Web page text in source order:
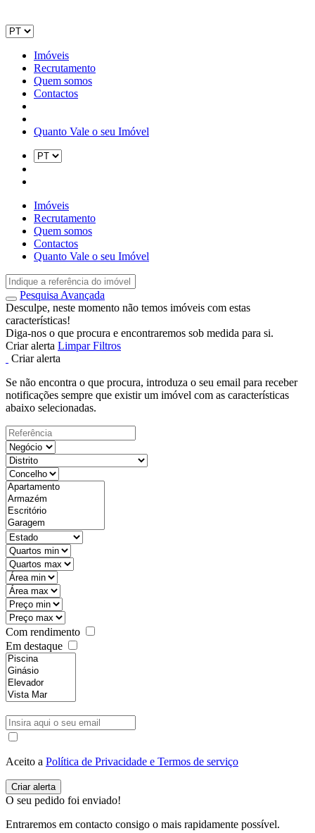
Imóveis
Recrutamento
Quem somos
Contactos
Quanto Vale o seu Imóvel
Imóveis
Recrutamento
Quem somos
Contactos
Quanto Vale o seu Imóvel
Pesquisa Avançada
Desculpe, neste momento não temos imóveis com estas
características!
Diga-nos o que procura e encontraremos sob medida para si.
Criar alerta Limpar Filtros
Criar alerta
Se não encontra o que procura, introduza o seu email para receber
notificações sempre que existir um imóvel com as características
abaixo selecionadas.
Com rendimento
Em destaque
Aceito a Política de Privacidade e Termos de serviço
O seu pedido foi enviado!
Entraremos em contacto consigo o mais rapidamente possível.